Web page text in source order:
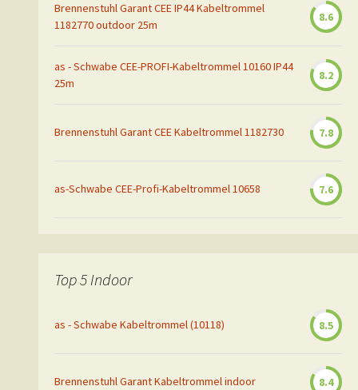
Brennenstuhl Garant CEE IP44 Kabeltrommel
1182770 outdoor 25m
8.6
as - Schwabe CEE-PROFI-Kabeltrommel 10160 IP44
25m
8.2
Brennenstuhl Garant CEE Kabeltrommel 1182730 7.8
as-Schwabe CEE-Profi-Kabeltrommel 10658 7.6
Top 5 Indoor
as - Schwabe Kabeltrommel (10118) 8.5
Brennenstuhl Garant Kabeltrommel indoor 8.4